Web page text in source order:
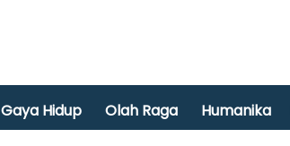
Gaya Hidup Olah Raga Humanika